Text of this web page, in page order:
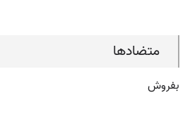
متضادها
بفروش